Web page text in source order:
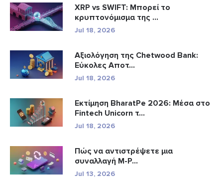
XRP vs SWIFT: Μπορεί το
κρυπτονόμισμα της ...
Jul 18, 2026
Αξιολόγηση της Chetwood Bank:
Εύκολες Αποτ...
Jul 18, 2026
Εκτίμηση BharatPe 2026: Μέσα στο
Fintech Unicorn τ...
Jul 18, 2026
Πώς να αντιστρέψετε μια
συναλλαγή M-P...
Jul 13, 2026